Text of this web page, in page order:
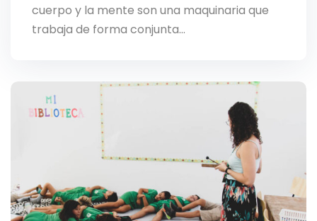
Enrollment
cuerpo y la mente son una maquinaria que
trabaja de forma conjunta…